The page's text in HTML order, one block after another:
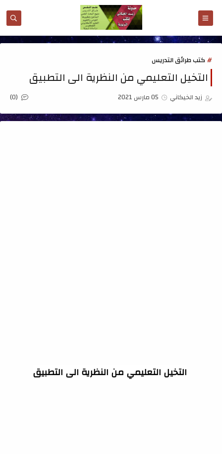
كتب طرائق التدريس
التخيل التعليمي من النظرية الى التطبيق
زيد الخيكاني 05 مارس 2021 (0)
التخيل التعليمي من النظرية الى التطبيق